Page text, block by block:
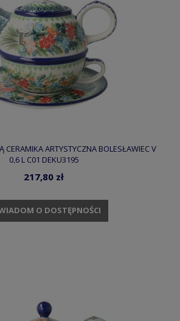
CERAMIKA ARTYSTYCZNA BOLESŁAWIEC V
0,6 L C01 DEKU3195
217,80 zł
O DOSTĘPNOŚCI